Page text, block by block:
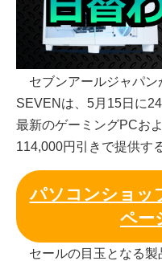
セブンアールジャパン
SEVENは、5月15日に
最新のゲーミングPCお
114,000円引きで提供す
パソコンショッ
ペー
セールの目玉となる製